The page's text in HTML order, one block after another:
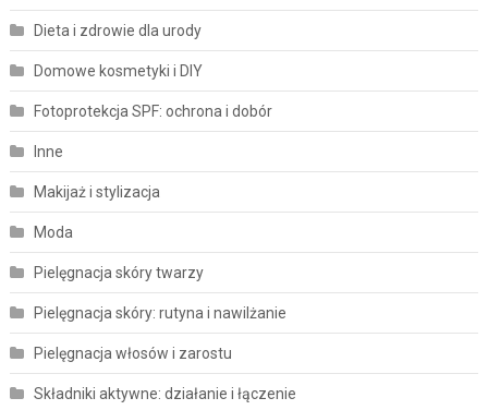
Dieta i zdrowie dla urody
Domowe kosmetyki i DIY
Fotoprotekcja SPF: ochrona i dobór
Inne
Makijaż i stylizacja
Moda
Pielęgnacja skóry twarzy
Pielęgnacja skóry: rutyna i nawilżanie
Pielęgnacja włosów i zarostu
Składniki aktywne: działanie i łączenie